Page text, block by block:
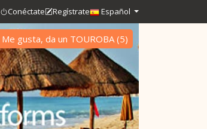
Conéctate Regístrate Español
Me gusta, da un TOUROBA(5)